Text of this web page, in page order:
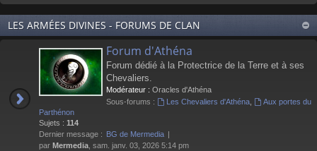
LES ARMÉES DIVINES - FORUMS DE CLAN
Forum d'Athéna
Forum dédié à la Protectrice de la Terre et à ses
Chevaliers.
Modérateur : Oracles d'Athéna
Sous-forums :
Les Chevaliers d'Athéna,
Aux portes du
Parthénon
Sujets : 114
Dernier message : BG de Mermedia
par Mermedia , sam. janv. 03, 2026 5:14 pm